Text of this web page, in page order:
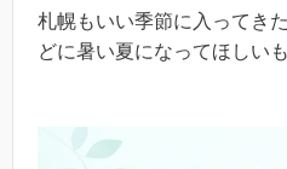
札幌もいい季節に入ってき
どに暑い夏になってほしいも